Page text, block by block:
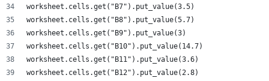
worksheet.cells.get("B7").put_value(3.5)
worksheet.cells.get("B8").put_value(5.7)
worksheet.cells.get("B9").put_value(3)
worksheet.cells.get("B10").put_value(14.7)
worksheet.cells.get("B11").put_value(3.6)
worksheet.cells.get("B12").put_value(2.8)